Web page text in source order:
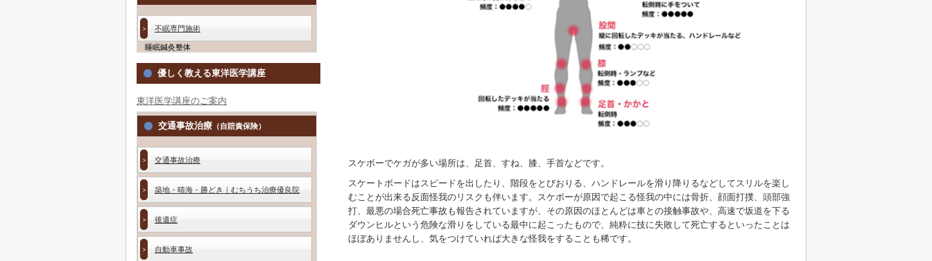
スケボーでケガが多い場所は、足首、すね、膝、手首などです。
スケートボードはスピードを出したり、階段をとびおりる、ハンドレールを滑り降りるなどしてスリルを楽し
むことが出来る反面怪我のリスクも伴います。スケボーが原因で起こる怪我の中には骨折、顔面打撲、頭部強
打、最悪の場合死亡事故も報告されていますが、その原因のほとんどは車との接触事故や、高速で坂道を下る
ダウンヒルという危険な滑りをしている最中に起こったもので、純粋に技に失敗して死亡するといったことは
ほぼありませんし、気をつけていれば大きな怪我をすることも稀です。
不眠専門施術
睡眠鍼灸整体
優しく教える東洋医学講座
東洋医学講座のご案内
交通事故治療 （自賠責保険）
交通事故治療
築地・晴海・勝どき｜むちうち治療優良院
後遺症
自動車事故